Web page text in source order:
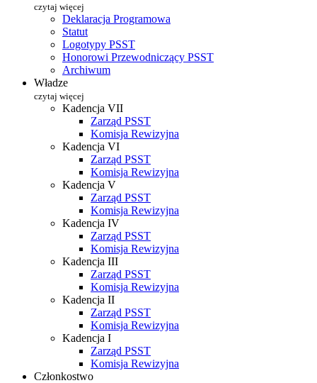
czytaj więcej
Deklaracja Programowa
Statut
Logotypy PSST
Honorowi Przewodniczący PSST
Archiwum
Władze
czytaj więcej
Kadencja VII
Zarząd PSST
Komisja Rewizyjna
Kadencja VI
Zarząd PSST
Komisja Rewizyjna
Kadencja V
Zarząd PSST
Komisja Rewizyjna
Kadencja IV
Zarząd PSST
Komisja Rewizyjna
Kadencja III
Zarząd PSST
Komisja Rewizyjna
Kadencja II
Zarząd PSST
Komisja Rewizyjna
Kadencja I
Zarząd PSST
Komisja Rewizyjna
Członkostwo